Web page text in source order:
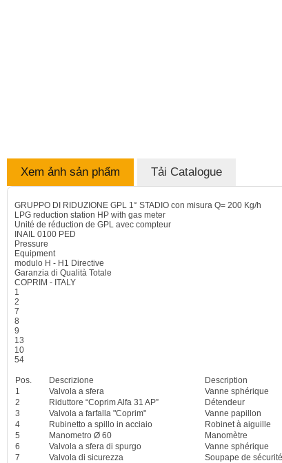
Xem ảnh sản phẩm Tải Catalogue
GRUPPO DI RIDUZIONE GPL 1° STADIO con misura Q= 200 Kg/h
LPG reduction station HP with gas meter
Unité de réduction de GPL avec compteur
INAIL 0100 PED
Pressure
Equipment
modulo H - H1 Directive
Garanzia di Qualità Totale
COPRIM - ITALY
1
2
7
8
9
13
10
54
Pos. Descrizione Description
1
Valvola a sfera Vanne sphérique
2
Riduttore “Coprim Alfa 31 AP” Détendeur
3
Valvola a farfalla "Coprim" Vanne papillon
4
Rubinetto a spillo in acciaio Robinet à aiguille
5
Manometro Ø 60 Manomètre
6
Valvola a sfera di spurgo Vanne sphérique
7
Valvola di sicurezza Soupape de sécurité